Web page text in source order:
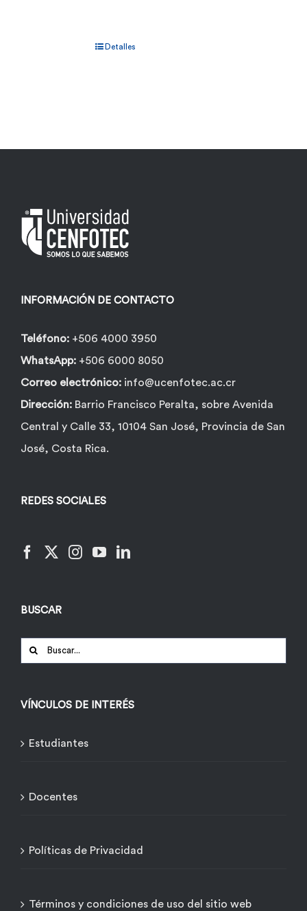
Detalles
INFORMACIÓN DE CONTACTO
Teléfono: +506 4000 3950
WhatsApp: +506 6000 8050
Correo electrónico: info@ucenfotec.ac.cr
Dirección: Barrio Francisco Peralta, sobre Avenida
Central y Calle 33, 10104 San José, Provincia de San
José, Costa Rica.
REDES SOCIALES
BUSCAR
Buscar:
VÍNCULOS DE INTERÉS
Estudiantes
Docentes
Políticas de Privacidad
Términos y condiciones de uso del sitio web